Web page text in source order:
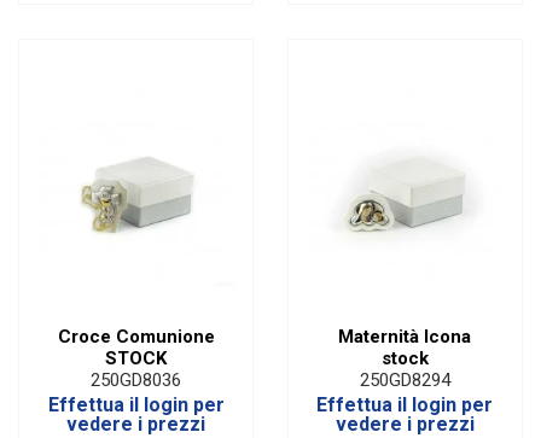
Croce Comunione
STOCK
250GD8036
Effettua il login per
vedere i prezzi
Maternità Icona
stock
250GD8294
Effettua il login per
vedere i prezzi